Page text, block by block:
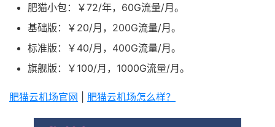
肥猫小包：￥72/年，60G流量/月。
基础版：￥20/月，200G流量/月。
标准版：￥40/月，400G流量/月。
旗舰版：￥100/月，1000G流量/月。
肥猫云机场官网 肥猫云机场怎么样？